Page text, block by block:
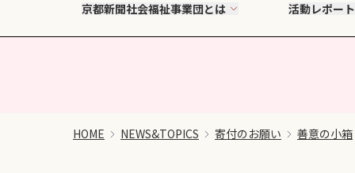
京都新聞社会福祉事業団とは 活動レポート
HOME NEWS&TOPICS 寄付のお願い 善意の小箱